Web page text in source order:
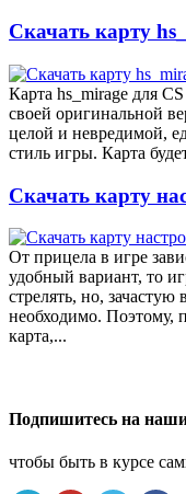
Скачать карту
Карта hs_mirage для
своей оригинальной
целой и невредимой,
стиль игры. Карта
Скачать карту
От прицела в игре
удобный вариант, то
стрелять, но, зачастую
необходимо. Поэтому,
карта,...
Подпишитесь на наши
чтобы быть в курсе